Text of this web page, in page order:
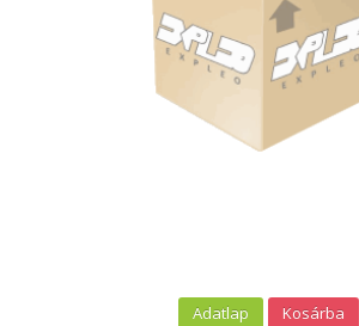
Adatlap Kosárba